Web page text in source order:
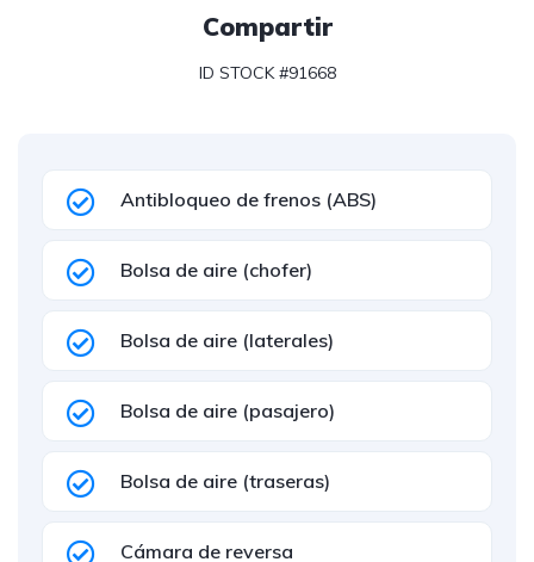
Compartir
ID STOCK #91668
Antibloqueo de frenos (ABS)
Bolsa de aire (chofer)
Bolsa de aire (laterales)
Bolsa de aire (pasajero)
Bolsa de aire (traseras)
Cámara de reversa